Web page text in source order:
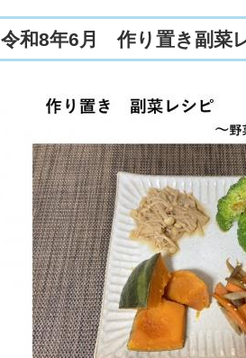
令和8年6月 作り置き副